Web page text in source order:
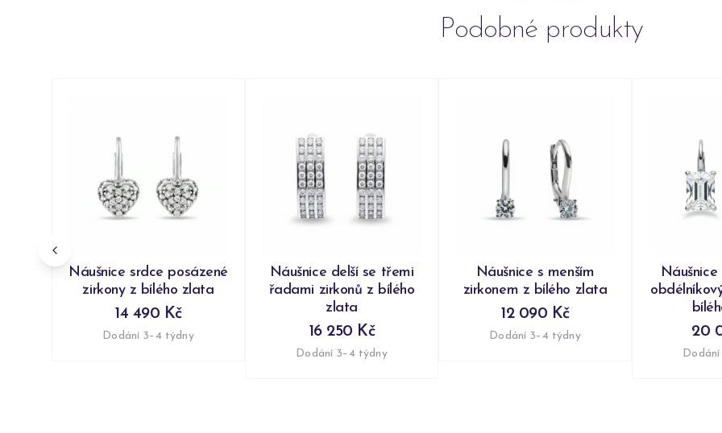
Podobné produkty
Náušnice srdce posázené
zirkony z bílého zlata
14 490 Kč
Dodání 3–4 týdny
Náušnice delší se třemi
řadami zirkonů z bílého
zlata
16 250 Kč
Dodání 3–4 týdny
Náušnice s menším
zirkonem z bílého zlata
12 090 Kč
Dodání 3–4 týdny 20